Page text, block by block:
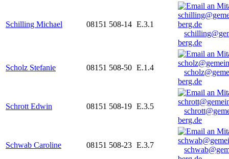
Schilling Michael 08151 508-14 E.3.1
berg.de
Scholz Stefanie 08151 508-50 E.1.4
berg.de
Schrott Edwin 08151 508-19 E.3.5
berg.de
Schwab Caroline 08151 508-23 E.3.7